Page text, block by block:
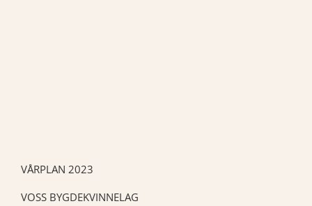
VÅRPLAN 2023
VOSS BYGDEKVINNELAG